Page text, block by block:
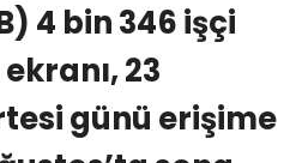
4 bin 346 işçi
23
günü erişime